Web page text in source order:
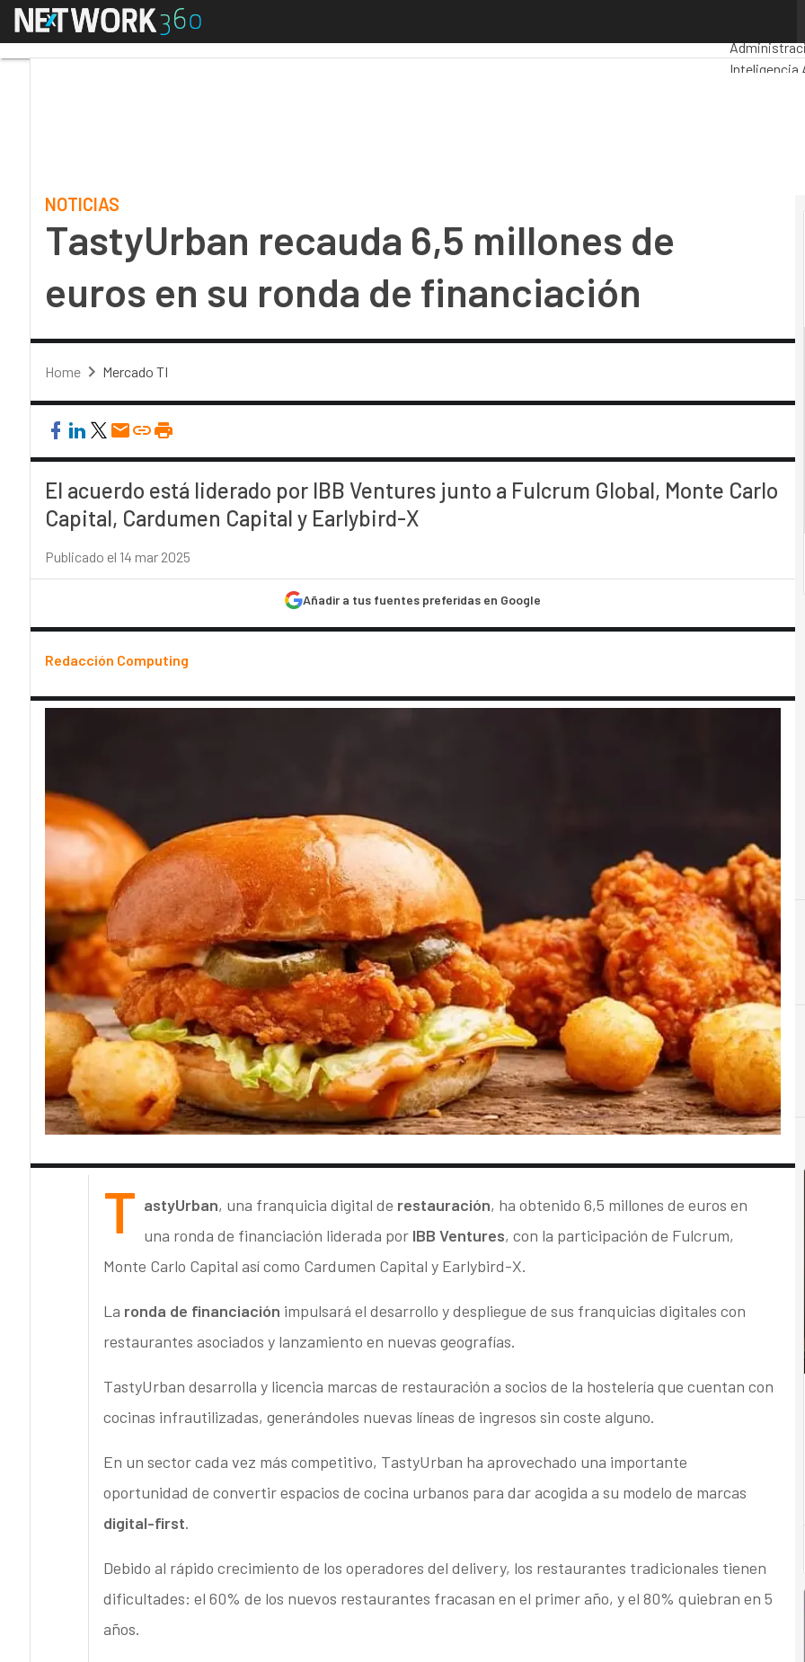
Menú
Inteligencia
NOTICIAS
TastyUrban recauda 6,5 millones de
euros en su ronda de financiación
Home Mercado TI
El acuerdo está liderado por IBB Ventures junto a Fulcrum Global, Monte Carlo
Capital, Cardumen Capital y Earlybird-X
Publicado el 14 mar 2025
Añadir a tus fuentes preferidas en Google
Redacción Computing
T astyUrban, una franquicia digital de restauración, ha obtenido 6,5 millones de euros en
una ronda de financiación liderada por IBB Ventures, con la participación de Fulcrum,
Monte Carlo Capital así como Cardumen Capital y Earlybird-X.
La ronda de financiación impulsará el desarrollo y despliegue de sus franquicias digitales con
restaurantes asociados y lanzamiento en nuevas geografías.
TastyUrban desarrolla y licencia marcas de restauración a socios de la hostelería que cuentan con
cocinas infrautilizadas, generándoles nuevas líneas de ingresos sin coste alguno.
En un sector cada vez más competitivo, TastyUrban ha aprovechado una importante
oportunidad de convertir espacios de cocina urbanos para dar acogida a su modelo de marcas
digital-first.
Debido al rápido crecimiento de los operadores del delivery, los restaurantes tradicionales tienen
dificultades: el 60% de los nuevos restaurantes fracasan en el primer año, y el 80% quiebran en 5
años.